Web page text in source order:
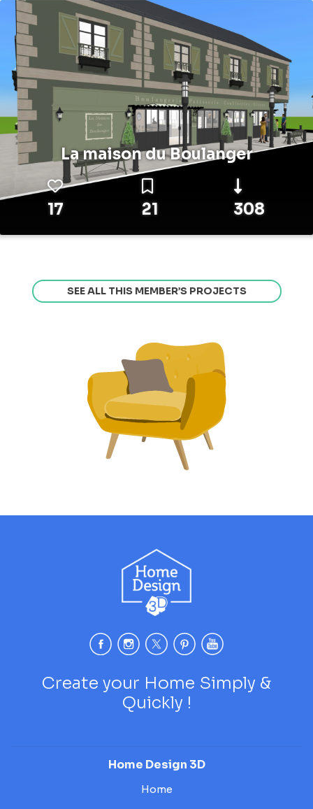
La maison du Boulanger
17 21 308
SEE ALL THIS MEMBER’S PROJECTS
Create your Home Simply &
Quickly !
Home Design 3D
Home